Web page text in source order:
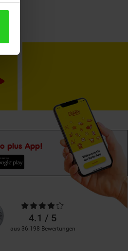
plus App!
Durchschnittliche
Bewertungen4.1 / 5
aus 36.198 Bewertungen